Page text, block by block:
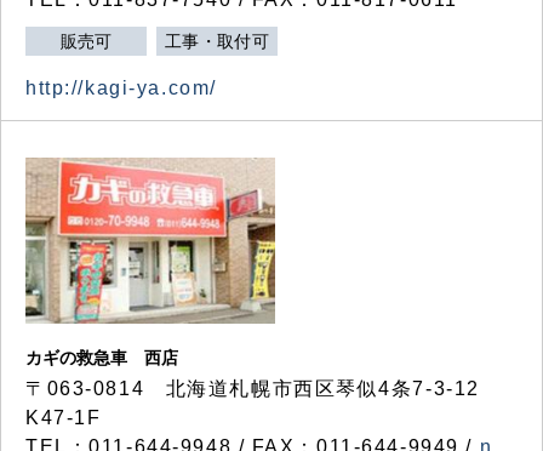
販売可 工事・取付可
http://kagi-ya.com/
カギの救急車 西店
〒063-0814 北海道札幌市西区琴似4条7-3-12
K47-1F
TEL：011-644-9948 / FAX：011-644-9949 / n